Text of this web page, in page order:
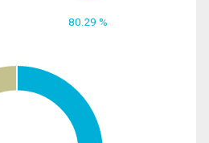
80.29 %